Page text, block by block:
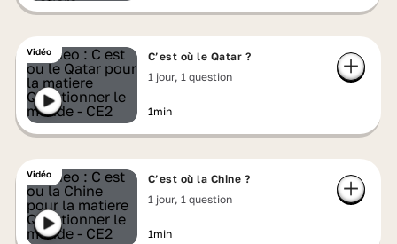
Vidéo
C’est où le Qatar ?
1 jour, 1 question
1min
Vidéo
C’est où la Chine ?
1 jour, 1 question
1min